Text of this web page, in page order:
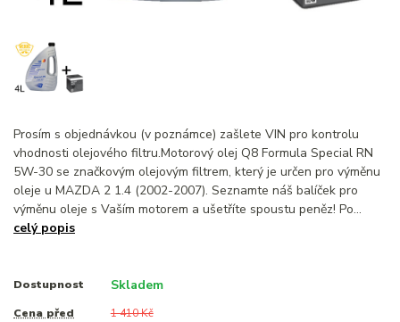
Prosím s objednávkou (v poznámce) zašlete VIN pro kontrolu
vhodnosti olejového filtru.Motorový olej Q8 Formula Special RN
5W-30 se značkovým olejovým filtrem, který je určen pro výměnu
oleje u MAZDA 2 1.4 (2002-2007). Seznamte náš balíček pro
výměnu oleje s Vaším motorem a ušetříte spoustu peněz! Po...
celý popis
Dostupnost Skladem
Cena před
1 410 Kč